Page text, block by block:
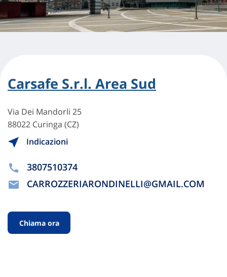
Carsafe S.r.l. Area Sud
Via Dei Mandorli 25
88022 Curinga (CZ)
Indicazioni
3807510374
CARROZZERIARONDINELLI@GMAIL.COM
Chiama ora